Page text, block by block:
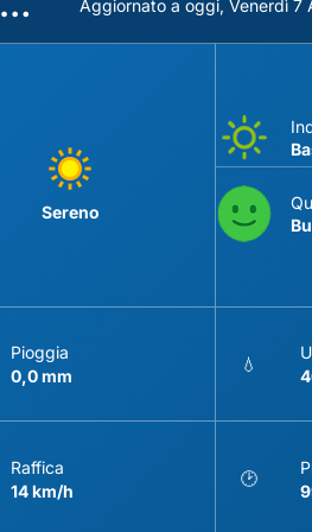
Aggiornato a oggi, Venerdì 7
Sereno
Pioggia
0,0 mm
💧
Raffica
14 km/h
🕑